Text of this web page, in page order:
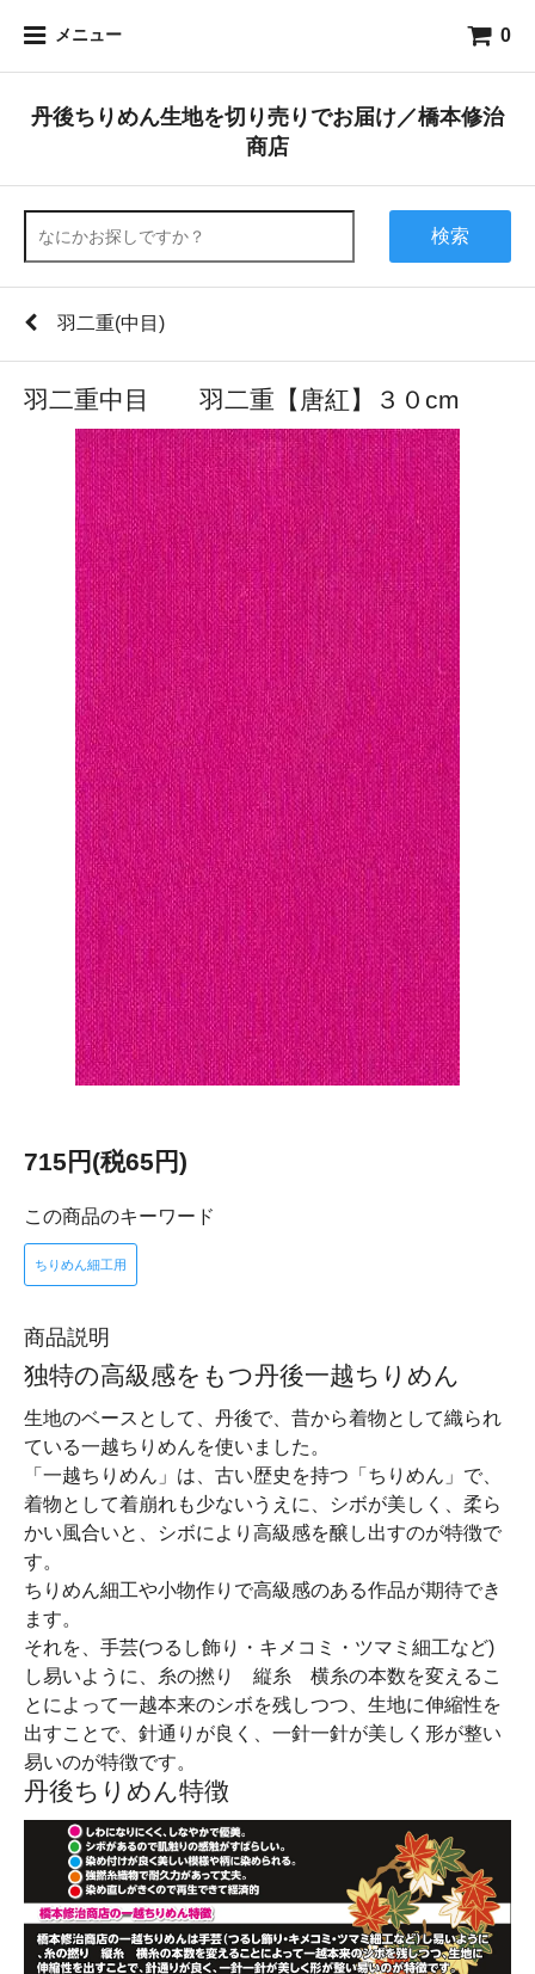
メニュー 0
丹後ちりめん生地を切り売りでお届け／橋本修治
商店
検索
羽二重(中目)
羽二重中目 羽二重【唐紅】３０cm
715円(税65円)
この商品のキーワード
ちりめん細工用
商品説明
独特の高級感をもつ丹後一越ちりめん
生地のベースとして、丹後で、昔から着物として織られ
ている一越ちりめんを使いました。
「一越ちりめん」は、古い歴史を持つ「ちりめん」で、
着物として着崩れも少ないうえに、シボが美しく、柔ら
かい風合いと、シボにより高級感を醸し出すのが特徴で
す。
ちりめん細工や小物作りで高級感のある作品が期待でき
ます。
それを、手芸(つるし飾り・キメコミ・ツマミ細工など)
し易いように、糸の撚り 縦糸 横糸の本数を変えるこ
とによって一越本来のシボを残しつつ、生地に伸縮性を
出すことで、針通りが良く、一針一針が美しく形が整い
易いのが特徴です。
丹後ちりめん特徴